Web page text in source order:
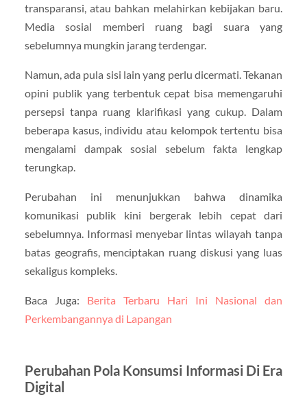
transparansi, atau bahkan melahirkan kebijakan baru.
Media sosial memberi ruang bagi suara yang
sebelumnya mungkin jarang terdengar.
Namun, ada pula sisi lain yang perlu dicermati. Tekanan
opini publik yang terbentuk cepat bisa memengaruhi
persepsi tanpa ruang klarifikasi yang cukup. Dalam
beberapa kasus, individu atau kelompok tertentu bisa
mengalami dampak sosial sebelum fakta lengkap
terungkap.
Perubahan ini menunjukkan bahwa dinamika
komunikasi publik kini bergerak lebih cepat dari
sebelumnya. Informasi menyebar lintas wilayah tanpa
batas geografis, menciptakan ruang diskusi yang luas
sekaligus kompleks.
Baca Juga: Berita Terbaru Hari Ini Nasional dan
Perkembangannya di Lapangan
Perubahan Pola Konsumsi Informasi Di Era
Digital